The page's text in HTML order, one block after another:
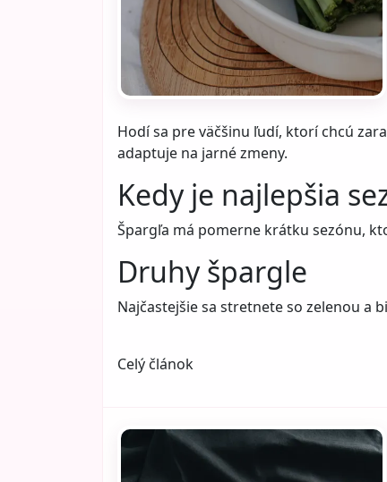
Hodí sa pre väčšinu ľudí, ktorí chcú
adaptuje na jarné zmeny.
Kedy je najlepšia
Špargľa má pomerne krátku sezónu,
Druhy špargle
Najčastejšie sa stretnete so zelenou a bi
Celý článok